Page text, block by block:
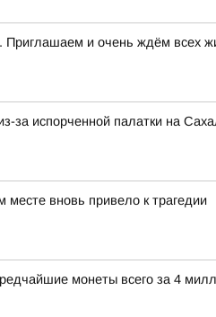
и очень ждём всех
за испорченной палатки на
месте вновь привело к трагедии
монеты всего за 4